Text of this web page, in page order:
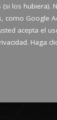
los hubiera).
como Google
acepta el
Haga